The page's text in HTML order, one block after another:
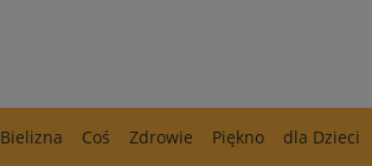
Bielizna Coś Zdrowie Piękno dla Dzieci